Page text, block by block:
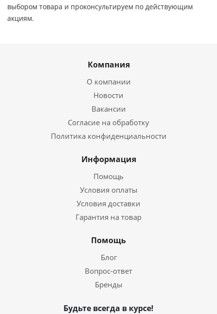
выбором товара и проконсультируем по действующим
акциям.
Компания
О компании
Новости
Вакансии
Согласие на обработку
Политика конфиденциальности
Информация
Помощь
Условия оплаты
Условия доставки
Гарантия на товар
Помощь
Блог
Вопрос-ответ
Бренды
Будьте всегда в курсе!